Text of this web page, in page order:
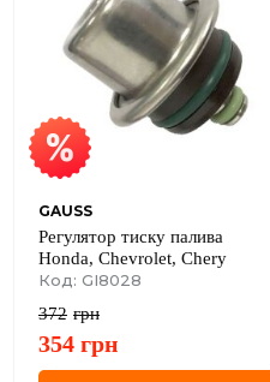
GAUSS
Регулятор тиску палива
Honda, Chevrolet, Chery
Код: GI8028
372 грн
354 грн